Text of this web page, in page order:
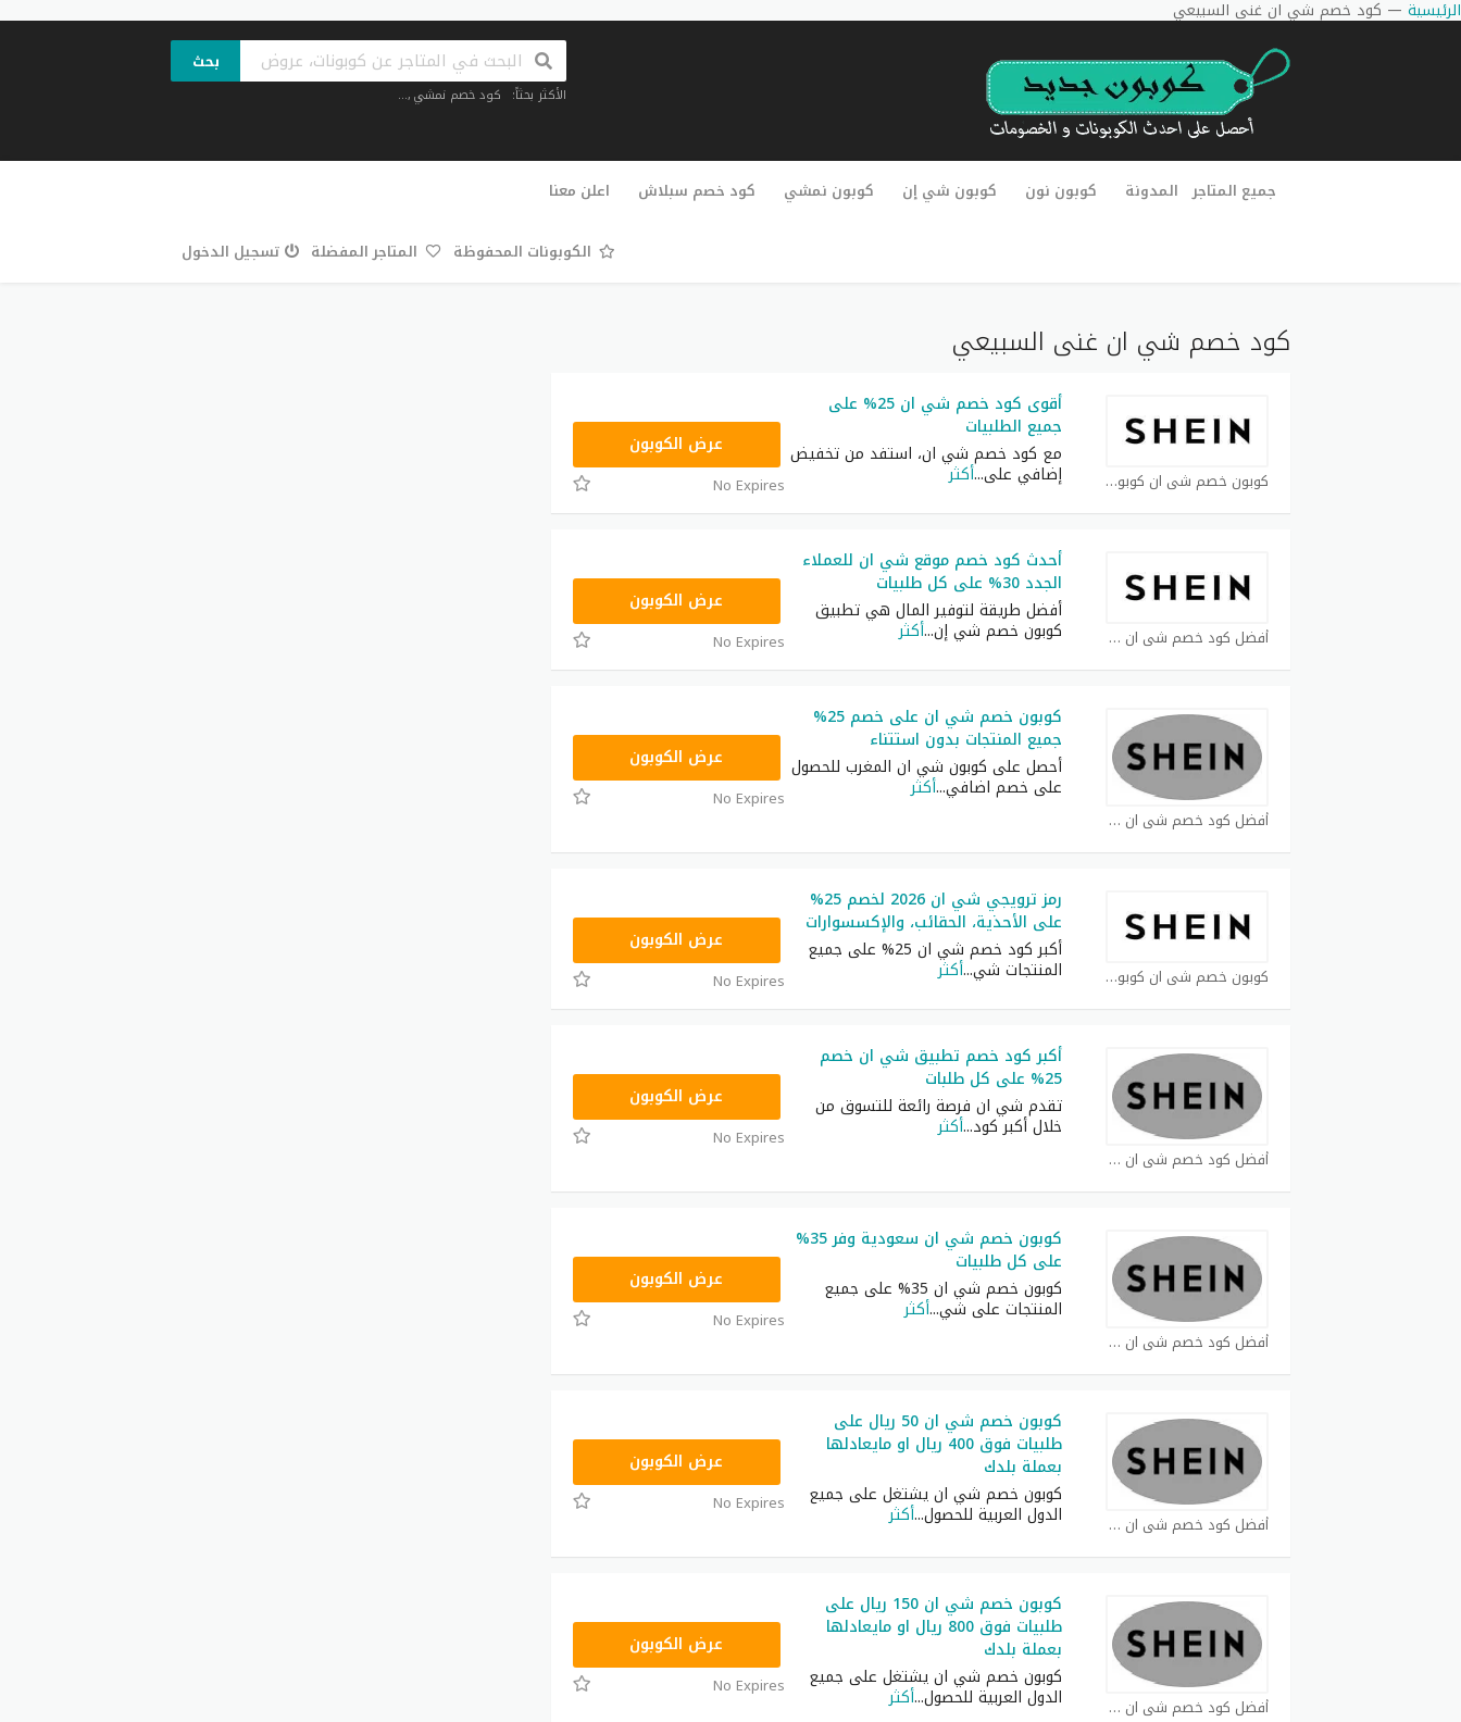
الرئيسية — كود خصم شي ان غنى السبيعي
بحث
الأكثر بحثاً: كود خصم نمشي,...
تخطي
جميع المتاجر المدونة كوبون نون كوبون شي إن كوبون نمشي كود خصم سبلاش اعلن معنا
الكوبونات المحفوظة المتاجر المفضلة تسجيل الدخول
كود خصم شي ان غنى السبيعي
كوبون خصم شي ان كوبون
أقوى كود خصم شي ان 25% على
جميع الطلبيات
مع كود خصم شي ان، استفد من تخفيض
إضافي على...أكثر
عرض الكوبون
No Expires
أفضل كود خصم شي ان كوبون
أحدث كود خصم موقع شي ان للعملاء
الجدد 30% على كل طلبيات
أفضل طريقة لتوفير المال هي تطبيق
كوبون خصم شي إن...أكثر
عرض الكوبون
No Expires
أفضل كود خصم شي ان كوبون
كوبون خصم شي ان على خصم 25%
جميع المنتجات بدون استتناء
أحصل على كوبون شي ان المغرب للحصول
على خصم اضافي...أكثر
عرض الكوبون
No Expires
كوبون خصم شي ان كوبون
رمز ترويجي شي ان 2026 لخصم 25%
على الأحذية، الحقائب، والإكسسوارات
أكبر كود خصم شي ان 25% على جميع
المنتجات شي...أكثر
عرض الكوبون
No Expires
أفضل كود خصم شي ان كوبون
أكبر كود خصم تطبيق شي ان خصم
25% على كل طلبات
تقدم شي ان فرصة رائعة للتسوق من
خلال أكبر كود...أكثر
عرض الكوبون
No Expires
أفضل كود خصم شي ان كوبون
كوبون خصم شي ان سعودية وفر 35%
على كل طلبيات
كوبون خصم شي ان 35% على جميع
المنتجات على شي...أكثر
عرض الكوبون
No Expires
أفضل كود خصم شي ان كوبون
كوبون خصم شي ان 50 ريال على
طلبيات فوق 400 ريال او مايعادلها
بعملة بلدك
كوبون خصم شي ان يشتغل على جميع
الدول العربية للحصول...أكثر
عرض الكوبون
No Expires
أفضل كود خصم شي ان كوبون
كوبون خصم شي ان 150 ريال على
طلبيات فوق 800 ريال او مايعادلها
بعملة بلدك
كوبون خصم شي ان يشتغل على جميع
الدول العربية للحصول...أكثر
عرض الكوبون
No Expires